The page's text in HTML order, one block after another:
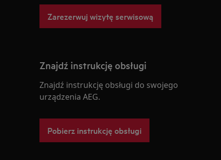
Zarezerwuj wizytę serwisową
Znajdź instrukcję obsługi
Znajdź instrukcję obsługi do swojego
urządzenia AEG.
Pobierz instrukcję obsługi